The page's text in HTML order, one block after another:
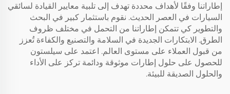
إطاراتنا وفقًا لأهداف محددة تهدف إلى تلبية معايير القيادة لسائقي
السيارات في العصر الحديث. نقوم باستثمار كبير في البحث
والتطوير كي تتمكن إطاراتنا من التحمل في مختلف ظروف
الطرق. الابتكارات الجديدة في السلامة والتصنيع والكفاءة تُعزز
من قبول العملاء على مستوى العالم. اعتمد على سيلستون
للحصول على حلول إطارات موثوقة ودائمة تركز على الأداء
والحلول الصديقة للبيئة.